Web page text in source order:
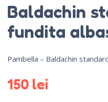
Baldachin
fundita
Pambella – Baldachin
150 lei